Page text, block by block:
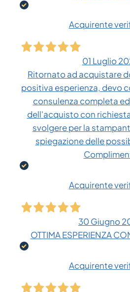
Acquirente
01 Luglio
Ritornato ad acquistare
positiva esperienza, devo
consulenza completa
dell'acquisto con
svolgere per la
spiegazione delle
Acquirente
30 Giugno
OTTIMA ESPERIENZA
Acquirente